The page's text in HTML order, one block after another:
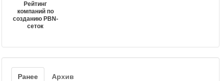
Рейтинг
компаний по
созданию PBN-
сеток
Ранее Архив